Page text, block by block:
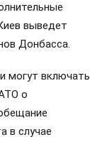
выведет
Донбасса.
могут включать
о
в случае